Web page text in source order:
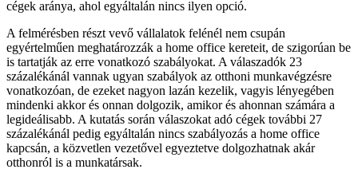
cégek aránya, ahol egyáltalán nincs ilyen opció.
A felmérésben részt vevő vállalatok felénél nem csupán
egyértelműen meghatározzák a home office kereteit, de szigorúan be
is tartatják az erre vonatkozó szabályokat. A válaszadók 23
százalékánál vannak ugyan szabályok az otthoni munkavégzésre
vonatkozóan, de ezeket nagyon lazán kezelik, vagyis lényegében
mindenki akkor és onnan dolgozik, amikor és ahonnan számára a
legideálisabb. A kutatás során válaszokat adó cégek további 27
százalékánál pedig egyáltalán nincs szabályozás a home office
kapcsán, a közvetlen vezetővel egyeztetve dolgozhatnak akár
otthonról is a munkatársak.